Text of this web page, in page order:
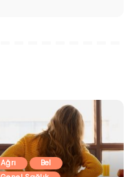
Ağrı
Bel